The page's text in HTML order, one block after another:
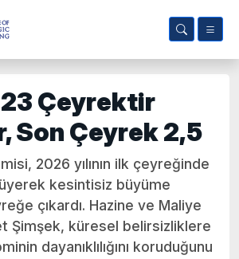
Çeyrektir
Son Çeyrek 2,5
2026 yılının ilk çeyreğinde
kesintisiz büyüme
çıkardı. Hazine ve Maliye
Şimşek, küresel belirsizliklere
dayanıklılığını koruduğunu